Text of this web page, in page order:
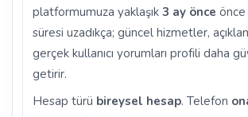
platformumuza yaklaşık 3 ay önce önce
süresi uzadıkça; güncel hizmetler,
gerçek kullanıcı yorumları profili daha
getirir.
Hesap türü bireysel hesap. Telefon